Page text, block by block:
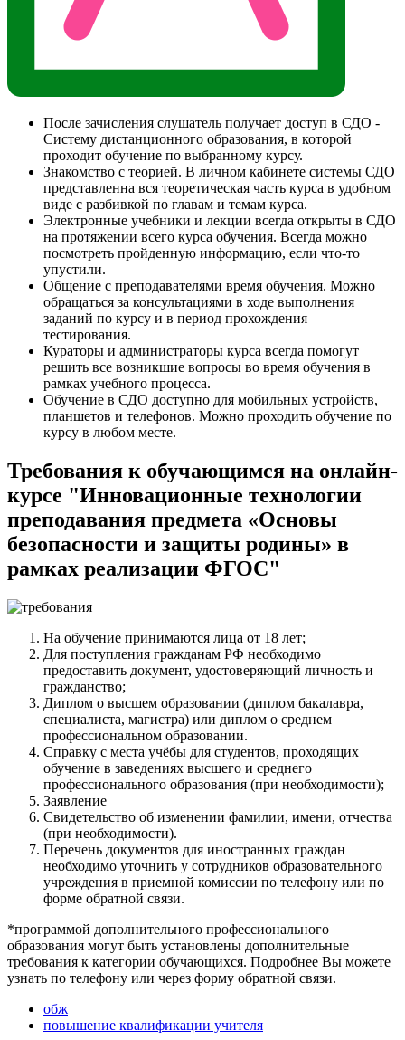
После зачисления слушатель получает доступ в СДО -
Систему дистанционного образования, в которой
проходит обучение по выбранному курсу.
Знакомство с теорией. В личном кабинете системы СДО
представленна вся теоретическая часть курса в удобном
виде с разбивкой по главам и темам курса.
Электронные учебники и лекции всегда открыты в СДО
на протяжении всего курса обучения. Всегда можно
посмотреть пройденную информацию, если что-то
упустили.
Общение с преподавателями время обучения. Можно
обращаться за консультациями в ходе выполнения
заданий по курсу и в период прохождения
тестирования.
Кураторы и администраторы курса всегда помогут
решить все возникшие вопросы во время обучения в
рамках учебного процесса.
Обучение в СДО доступно для мобильных устройств,
планшетов и телефонов. Можно проходить обучение по
курсу в любом месте.
Требования к обучающимся на онлайн-
курсе "Инновационные технологии
преподавания предмета «Основы
безопасности и защиты родины» в
рамках реализации ФГОС"
На обучение принимаются лица от 18 лет;
Для поступления гражданам РФ необходимо
предоставить документ, удостоверяющий личность и
гражданство;
Диплом о высшем образовании (диплом бакалавра,
специалиста, магистра) или диплом о среднем
профессиональном образовании.
Справку с места учёбы для студентов, проходящих
обучение в заведениях высшего и среднего
профессионального образования (при необходимости);
Заявление
Свидетельство об изменении фамилии, имени, отчества
(при необходимости).
Перечень документов для иностранных граждан
необходимо уточнить у сотрудников образовательного
учреждения в приемной комиссии по телефону или по
форме обратной связи.
*программой дополнительного профессионального
образования могут быть установлены дополнительные
требования к категории обучающихся. Подробнее Вы можете
узнать по телефону или через форму обратной связи.
обж
повышение квалификации учителя